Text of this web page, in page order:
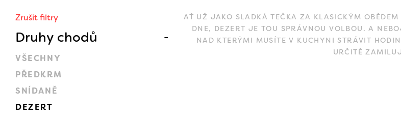
Zrušit filtry
Druhy chodů
VŠECHNY
PŘEDKRM
SNÍDANĚ
DEZERT
AŤ UŽ JAKO SLADKÁ TEČKA ZA KLASICKÝM
DNE, DEZERT JE TOU SPRÁVNOU VOLBOU. A
NAD KTERÝMI MUSÍTE V KUCHYNI STRÁVIT
URČITĚ